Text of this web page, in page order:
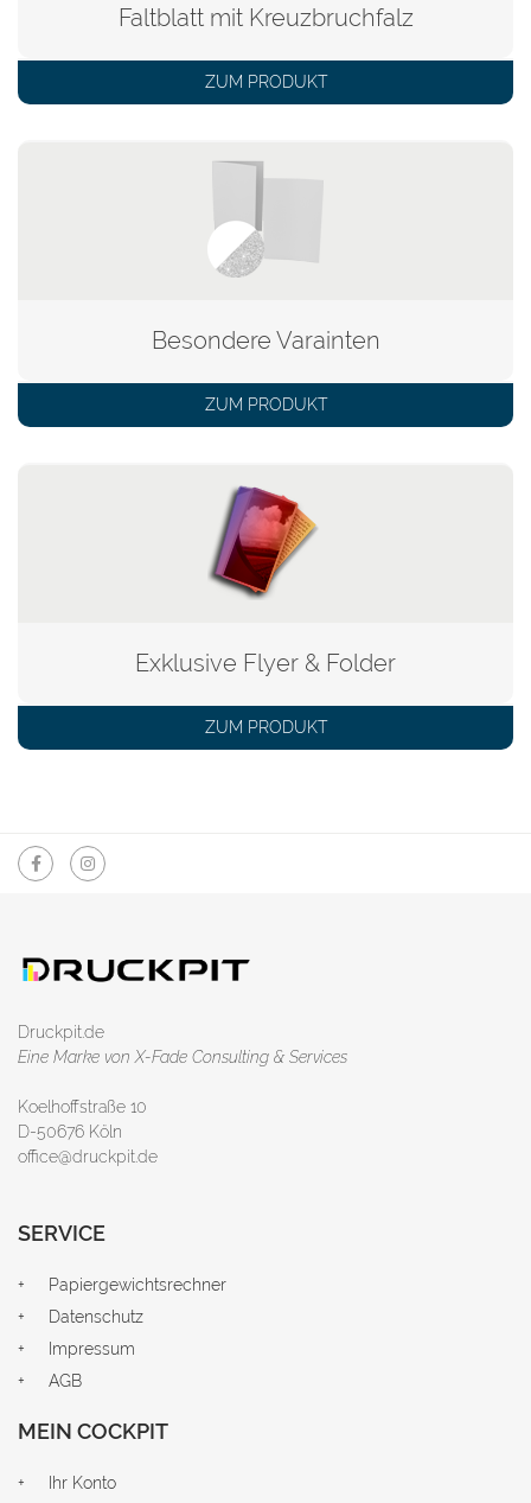
Faltblatt mit Kreuzbruchfalz
ZUM PRODUKT
Besondere Varainten
ZUM PRODUKT
Exklusive Flyer & Folder
ZUM PRODUKT
Druckpit.de
Eine Marke von X-Fade Consulting & Services
Koelhoffstraße 10
D-50676 Köln
office@druckpit.de
SERVICE
Papiergewichtsrechner
Datenschutz
Impressum
AGB
MEIN COCKPIT
Ihr Konto